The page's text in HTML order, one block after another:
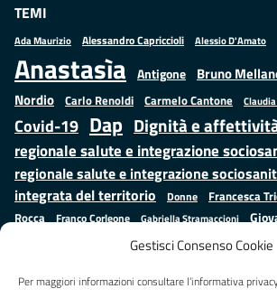
Gestisci Consenso Cookie
Per maggiori informazioni consultare l’informativa
TEMI
Ada Maurizio Alessandro Capriccioli Alessio D'Amato
Anastasìa Antigone Bruno
Nordio Carlo Renoldi Carmelo Cantone
Covid-19 Dap Dignità e
regionale salute e integrazione
regionale salute e integrazione
integrata del territorio
Donne Francesca
Rocca
Franco Corleone Gabriella Stramaccioni
Giuseppe Emanuele Cangemi Istruzione e cultura
Palma ministero della Giustizia